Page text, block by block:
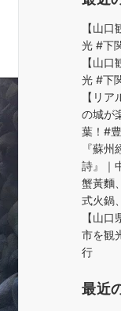
【山
光 #下
【山
光 #下
【リ
の城が
葉！#
『蘇
詩』｜
蟹黃麵
式火鍋
【山
市を観
行
最近